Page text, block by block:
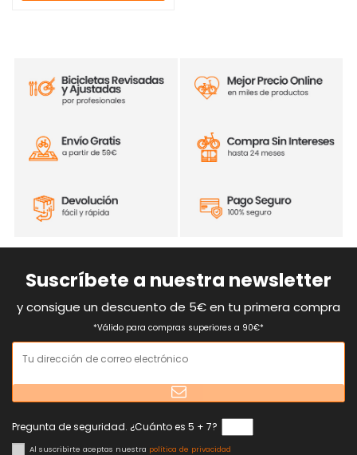
Suscríbete a nuestra newsletter
y consigue un descuento de 5€ en tu primera compra
*Válido para compras superiores a 90€*
Pregunta de seguridad. ¿Cuánto es 5 + 7?
Al suscribirte aceptas nuestra política de privacidad